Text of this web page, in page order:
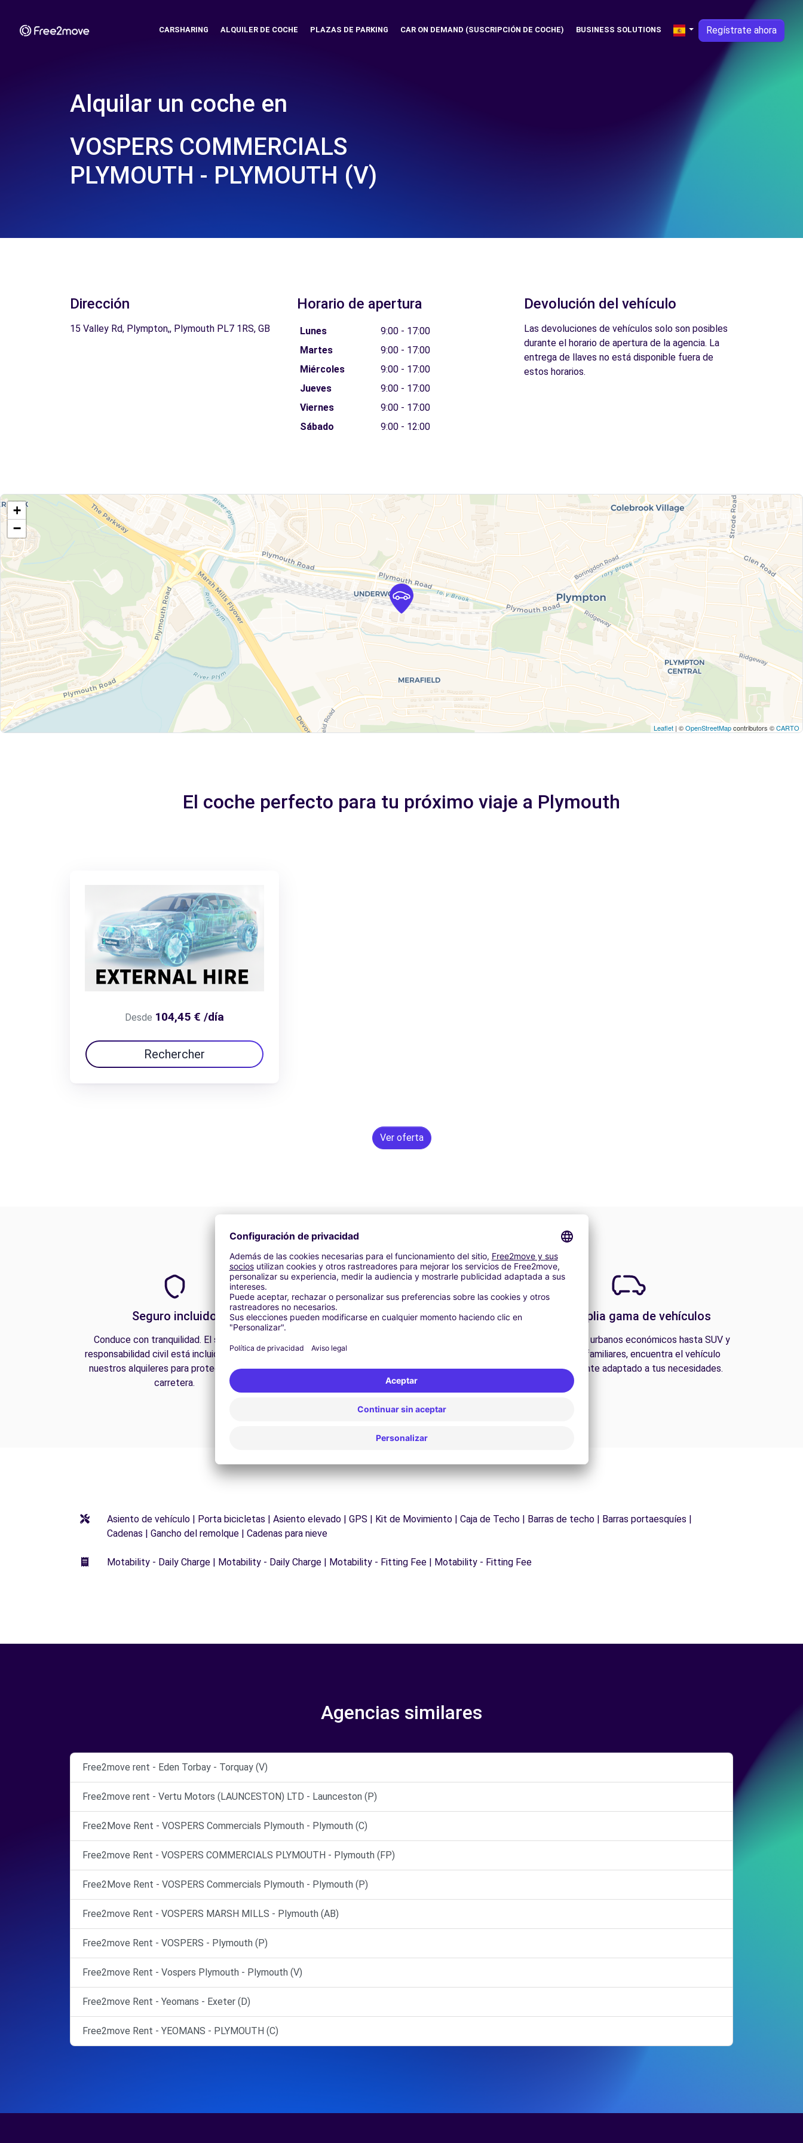
CARSHARING ALQUILER DE COCHE PLAZAS DE PARKING CAR ON DEMAND (SUSCRIPCIÓN DE COCHE) BUSINESS SOLUTIONS Regístrate ahora
Alquilar un coche en
VOSPERS COMMERCIALS
PLYMOUTH - PLYMOUTH (V)
Dirección
15 Valley Rd, Plympton,, Plymouth PL7 1RS, GB
Horario de apertura
Lunes
9:00 - 17:00
Martes
9:00 - 17:00
Miércoles
9:00 - 17:00
Jueves
9:00 - 17:00
Viernes
9:00 - 17:00
Sábado
9:00 - 12:00
Devolución del vehículo
Las devoluciones de vehículos solo son posibles
durante el horario de apertura de la agencia. La
entrega de llaves no está disponible fuera de
estos horarios.
+
−
Leaflet | ©OpenStreetMapcontributors ©CARTO
El coche perfecto para tu próximo viaje a Plymouth
Desde 104,45 € /día
Rechercher
Ver oferta
Seguro incluido
Conduce con tranquilidad. El seguro de
responsabilidad civil está incluido en todos
nuestros alquileres para protegerte en la
carretera.
Asistencia 24/7
asistencia está disponible en cualquier momento
para garantizar un viaje sin interrupciones.
Una amplia gama de vehículos
Desde coches urbanos económicos hasta SUV y
furgonetas familiares, encuentra el vehículo
perfectamente adaptado a tus necesidades.
Asiento de vehículo | Porta bicicletas | Asiento elevado | GPS | Kit de Movimiento | Caja de Techo | Barras de techo | Barras portaesquíes |
Cadenas | Gancho del remolque | Cadenas para nieve
Motability - Daily Charge | Motability - Daily Charge | Motability - Fitting Fee | Motability - Fitting Fee
Agencias similares
Free2move rent - Eden Torbay - Torquay (V)
Free2move rent - Vertu Motors (LAUNCESTON) LTD - Launceston (P)
Free2Move Rent - VOSPERS Commercials Plymouth - Plymouth (C)
Free2move Rent - VOSPERS COMMERCIALS PLYMOUTH - Plymouth (FP)
Free2Move Rent - VOSPERS Commercials Plymouth - Plymouth (P)
Free2move Rent - VOSPERS MARSH MILLS - Plymouth (AB)
Free2move Rent - VOSPERS - Plymouth (P)
Free2move Rent - Vospers Plymouth - Plymouth (V)
Free2move Rent - Yeomans - Exeter (D)
Free2move Rent - YEOMANS - PLYMOUTH (C)